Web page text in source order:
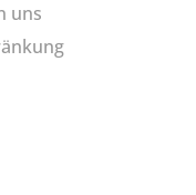
uns